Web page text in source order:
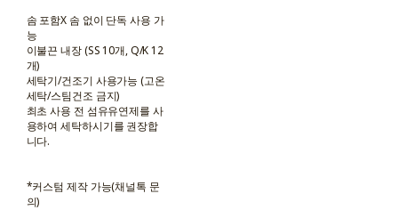
솜 포함X 솜 없이 단독 사용 가
능
이불끈 내장 (SS 10개, Q/K 12
개)
세탁기/건조기 사용가능 (고온
세탁/스팀건조 금지)
최초 사용 전 섬유유연제를 사
용하여 세탁하시기를 권장합
니다.
*커스텀 제작 가능(채널톡 문
의)